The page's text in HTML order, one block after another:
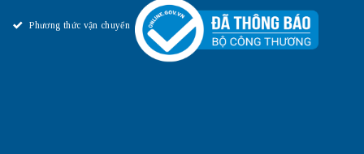
Phương thức vận chuyển